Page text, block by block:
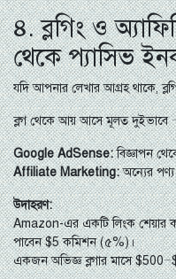
৪. ব্লগিং ও
থেকে প্যাসিভ
যদি আপনার লেখার আগ্রহ থাকে,
ব্লগ থেকে আয় আসে মূলত দুইভাবে
Google AdSense:বিজ্ঞাপন
Affiliate Marketing:অন্যের পণ্য
উদাহরণ:
Amazon-এর একটি লিংক শেয়ার
পাবেন $5 কমিশন (৫%)।
একজন অভিজ্ঞ ব্লগার মাসে